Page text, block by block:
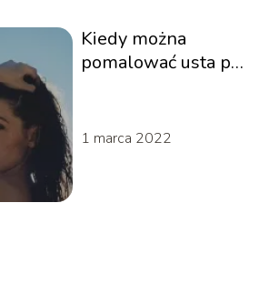
Kiedy można
pomalować usta po
wiedzieć o
1 marca 2022